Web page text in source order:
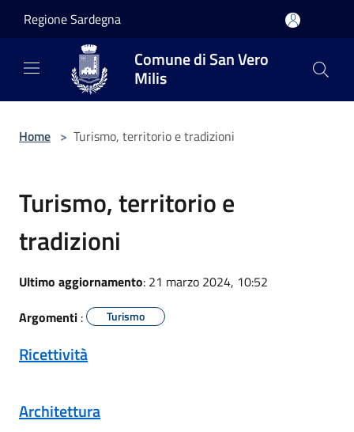
Regione Sardegna
Comune di San Vero
Milis
Home > Turismo, territorio e tradizioni
Turismo, territorio e
tradizioni
Ultimo aggiornamento: 21 marzo 2024, 10:52
Argomenti : Turismo
Ricettività
Architettura